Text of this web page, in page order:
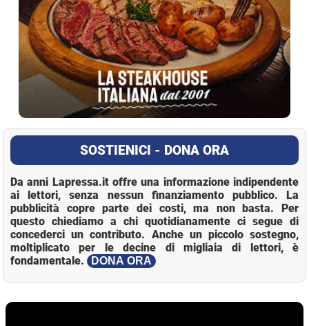
SOSTIENICI - DONA ORA
Da anni Lapressa.it offre una informazione indipendente
ai lettori, senza nessun finanziamento pubblico. La
pubblicità copre parte dei costi, ma non basta. Per
questo chiediamo a chi quotidianamente ci segue di
concederci un contributo. Anche un piccolo sostegno,
moltiplicato per le decine di migliaia di lettori, è
fondamentale.
DONA ORA